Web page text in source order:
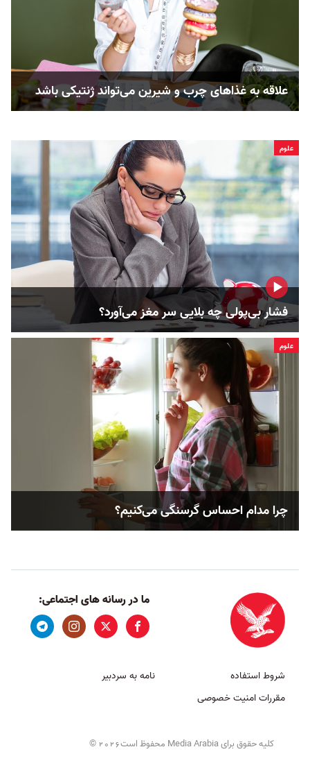
علاقه به غذاهای چرب و شیرین می‌تواند ژنتیکی باشد
علوم
فشار بی‌پولی چه بلایی سر مغز می‌آورد؟
علوم
چرا مدام احساس گرسنگی می‌کنیم؟
ما در رسانه های اجتماعی:
شروط استفاده
مقررات امنیت خصوصی
نامه به سردبیر
کلیه حقوق برای Media Arabia محفوظ است 2026
©